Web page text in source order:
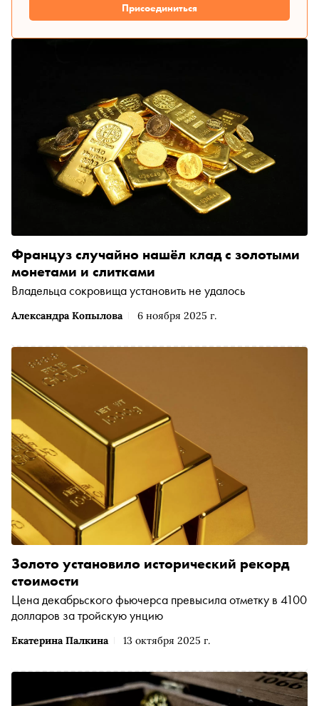
Присоединиться
Александра Копылова 6 ноября 2025 г.
Француз случайно нашёл клад с золотыми
монетами и слитками
Владельца сокровища установить не удалось
Екатерина Палкина 13 октября 2025 г.
Золото установило исторический рекорд
стоимости
Цена декабрьского фьючерса превысила отметку в 4100
долларов за тройскую унцию